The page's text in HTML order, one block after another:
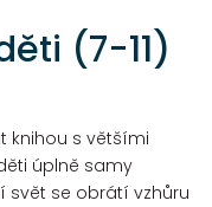
(7-11)
s většími
úplně samy
svět se obrátí vzhůru